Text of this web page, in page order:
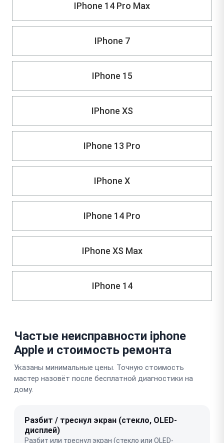
IPhone 14 Pro Max
IPhone 7
IPhone 15
IPhone XS
IPhone 13 Pro
IPhone X
IPhone 14 Pro
IPhone XS Max
IPhone 14
Частые неисправности iphone
Apple и стоимость ремонта
Указаны минимальные цены. Точную стоимость
мастер назовёт после бесплатной диагностики на
дому.
Разбит / треснул экран (стекло, OLED-
дисплей)
Разбит или треснул экран (стекло или OLED-